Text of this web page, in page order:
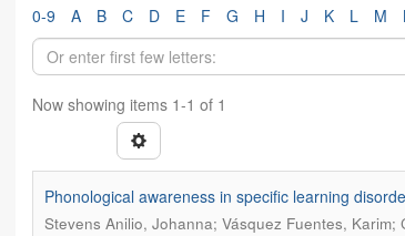
0-9 A B C D E F G H I J K L M
Now showing items 1-1 of 1
Phonological awareness in specific learning
Stevens Anilio, Johanna; Vásquez Fuentes, Karim;